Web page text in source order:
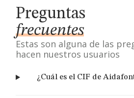
Preguntas
frecuentes
Estas son alguna de las
hacen nuestros usuarios
¿Cuál es el CIF de